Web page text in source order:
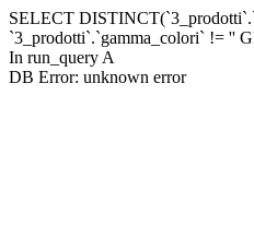
SELECT
`3_prodotti`.`gamma_colori` != ''
In run_query A
DB Error: unknown error